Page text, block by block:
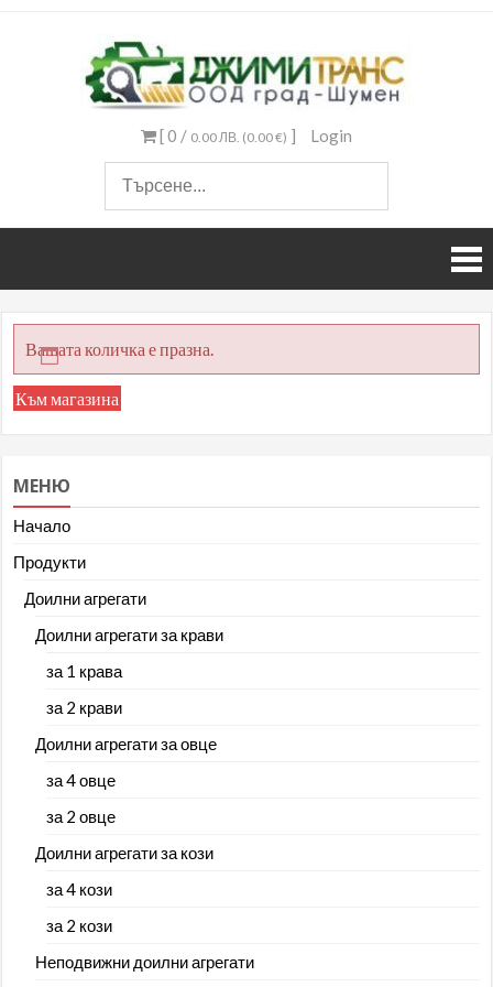
[ 0 / 0.00 ЛВ. (0.00 €) ] Login
Вашата количка е празна.
Към магазина
МЕНЮ
Начало
Продукти
Доилни агрегати
Доилни агрегати за крави
за 1 крава
за 2 крави
Доилни агрегати за овце
за 4 овце
за 2 овце
Доилни агрегати за кози
за 4 кози
за 2 кози
Неподвижни доилни агрегати